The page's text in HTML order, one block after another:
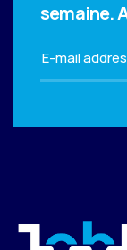
semaine.